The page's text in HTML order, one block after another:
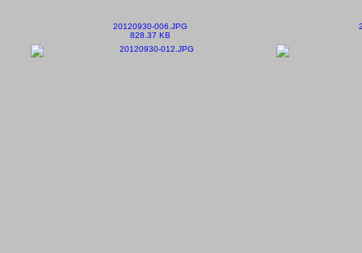
20120930-006.JPG
828.37 KB